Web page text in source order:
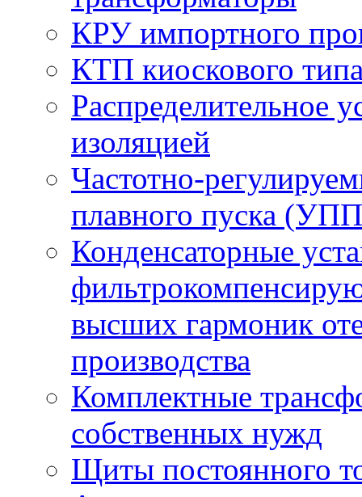
КРУ импортного
КТП киоскового
Распределительное
изоляцией
Частотно-
плавного пуска
Конденсаторные
высших гармоник
производства
Комплектные
собственных нужд
Щиты постоянного